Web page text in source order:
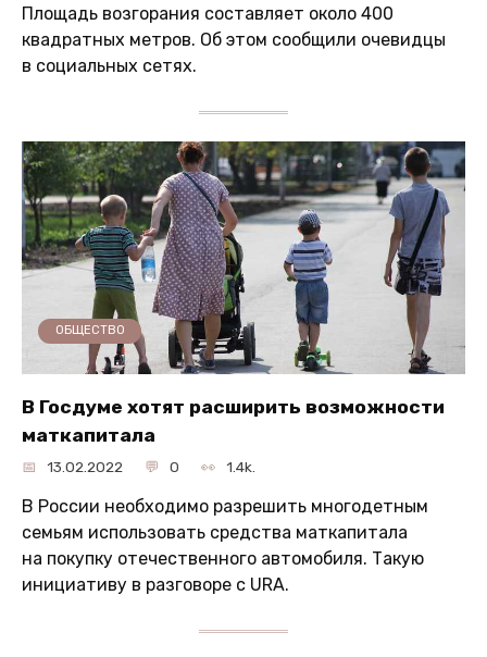
Площадь возгорания составляет около 400
квадратных метров. Об этом сообщили очевидцы
в социальных сетях.
ОБЩЕСТВО
В Госдуме хотят расширить возможности
маткапитала
13.02.2022 0 1.4k.
В России необходимо разрешить многодетным
семьям использовать средства маткапитала
на покупку отечественного автомобиля. Такую
инициативу в разговоре с URA.